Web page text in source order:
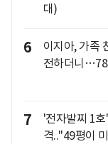
대)
6
이지아, 가족
전하더니
7
'전자발찌 1
격.."49평이